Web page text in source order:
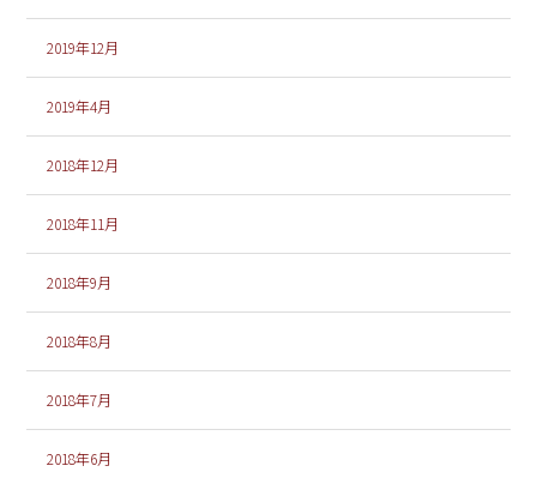
2019年12月
2019年4月
2018年12月
2018年11月
2018年9月
2018年8月
2018年7月
2018年6月